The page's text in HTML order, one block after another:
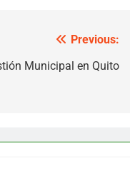
Previous:
Municipal en Quito